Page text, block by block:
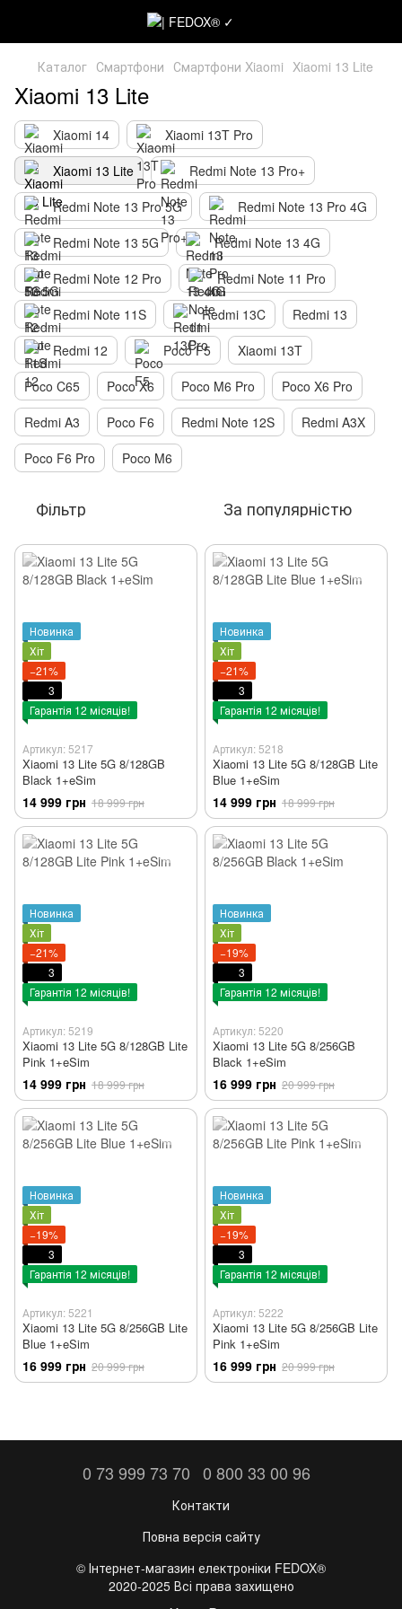
Каталог Смартфони Смартфони Xiaomi Xiaomi 13 Lite
Xiaomi 13 Lite
Xiaomi 14
Xiaomi 13T Pro
Xiaomi 13 Lite
Redmi Note 13 Pro+
Redmi Note 13 Pro 5G
Redmi Note 13 Pro 4G
Redmi Note 13 5G
Redmi Note 13 4G
Redmi Note 12 Pro
Redmi Note 11 Pro
Redmi Note 11S
Redmi 13C
Redmi 13
Redmi 12
Poco F5
Xiaomi 13T
Poco C65
Poco X6 Poco M6 Pro
Poco X6 Pro
Redmi A3
Poco F6 Redmi Note 12S
Redmi A3X
Poco F6 Pro
Poco M6
Фільтр За популярністю
Новинка
Хіт
−21%
3
Гарантія 12 місяців!
Артикул: 5217
Xiaomi 13 Lite 5G 8/128GB
Black 1+eSim
14 999 грн 18 999 грн
Новинка
Хіт
−21%
3
Гарантія 12 місяців!
Артикул: 5218
Xiaomi 13 Lite 5G 8/128GB Lite
Blue 1+eSim
14 999 грн 18 999 грн
Новинка
Хіт
−21%
3
Гарантія 12 місяців!
Артикул: 5219
Xiaomi 13 Lite 5G 8/128GB Lite
Pink 1+eSim
14 999 грн 18 999 грн
Новинка
Хіт
−19%
3
Гарантія 12 місяців!
Артикул: 5220
Xiaomi 13 Lite 5G 8/256GB
Black 1+eSim
16 999 грн 20 999 грн
Новинка
Хіт
−19%
3
Гарантія 12 місяців!
Артикул: 5221
Xiaomi 13 Lite 5G 8/256GB Lite
Blue 1+eSim
16 999 грн 20 999 грн
Новинка
Хіт
−19%
3
Гарантія 12 місяців!
Артикул: 5222
Xiaomi 13 Lite 5G 8/256GB Lite
Pink 1+eSim
16 999 грн 20 999 грн
0 73 999 73 70 0 800 33 00 96
Контакти
Повна версія сайту
©️ Інтернет-магазин електроніки FEDOX®
2020-2025 Всі права захищено